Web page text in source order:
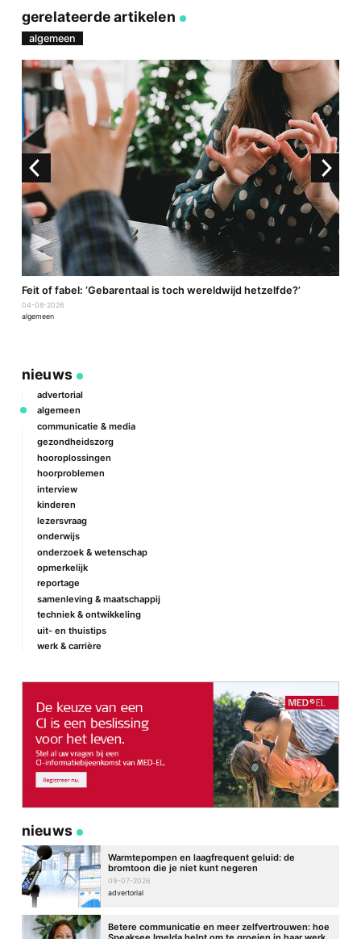
gerelateerde artikelen
algemeen
Feit of fabel: ‘Gebarentaal is toch wereldwijd hetzelfde?’
04-08-2026
algemeen
nieuws
advertorial
algemeen
communicatie & media
gezondheidszorg
hooroplossingen
hoorproblemen
interview
kinderen
lezersvraag
onderwijs
onderzoek & wetenschap
opmerkelijk
reportage
samenleving & maatschappij
techniek & ontwikkeling
uit- en thuistips
werk & carrière
nieuws
Warmtepompen en laagfrequent geluid: de
bromtoon die je niet kunt negeren
09-07-2026
advertorial
Betere communicatie en meer zelfvertrouwen: hoe